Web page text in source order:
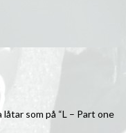
som på “L – Part one